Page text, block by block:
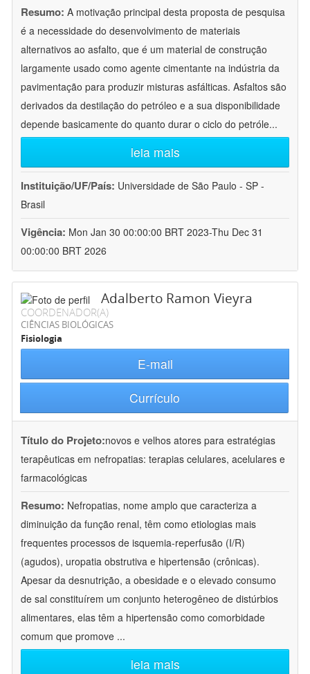
Resumo: A motivação principal desta proposta de pesquisa
é a necessidade do desenvolvimento de materiais
alternativos ao asfalto, que é um material de construção
largamente usado como agente cimentante na indústria da
pavimentação para produzir misturas asfálticas. Asfaltos são
derivados da destilação do petróleo e a sua disponibilidade
depende basicamente do quanto durar o ciclo do petróle...
leia mais
Instituição/UF/País: Universidade de São Paulo - SP -
Brasil
Vigência: Mon Jan 30 00:00:00 BRT 2023-Thu Dec 31
00:00:00 BRT 2026
Adalberto Ramon Vieyra
COORDENADOR(A)
CIÊNCIAS BIOLÓGICAS
Fisiologia
E-mail
Currículo
Título do Projeto:novos e velhos atores para estratégias
terapêuticas em nefropatias: terapias celulares, acelulares e
farmacológicas
Resumo: Nefropatias, nome amplo que caracteriza a
diminuição da função renal, têm como etiologias mais
frequentes processos de isquemia-reperfusão (I/R)
(agudos), uropatia obstrutiva e hipertensão (crônicas).
Apesar da desnutrição, a obesidade e o elevado consumo
de sal constituírem um conjunto heterogêneo de distúrbios
alimentares, elas têm a hipertensão como comorbidade
comum que promove ...
leia mais